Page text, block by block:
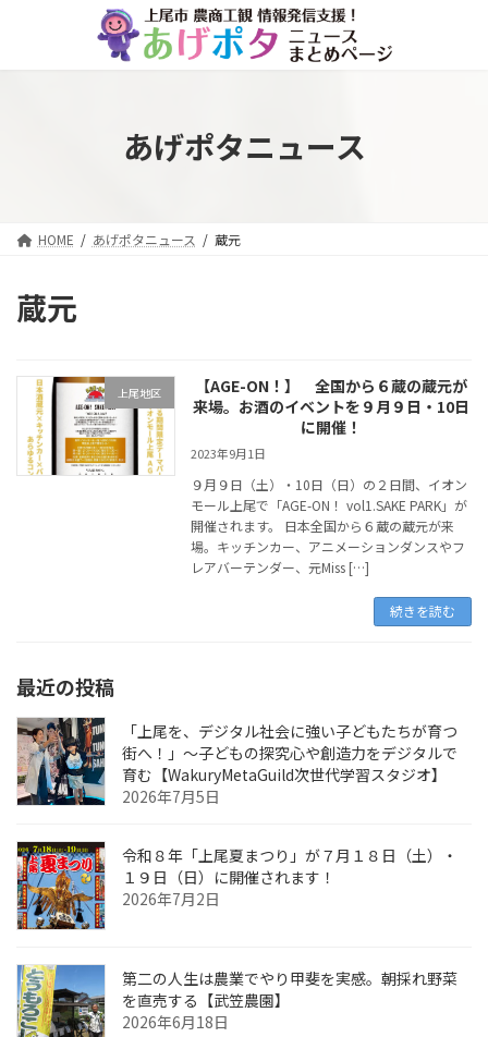
ン
ー
あげポタニュース
HOME あげポタニュース 蔵元
蔵元
上尾地区
【AGE-ON！】 全国から６蔵の蔵元が
来場。お酒のイベントを９月９日・10日
に開催！
2023年9月1日
９月９日（土）・10日（日）の２日間、イオン
モール上尾で「AGE-ON！ vol1.SAKE PARK」が
開催されます。 日本全国から６蔵の蔵元が来
場。キッチンカー、アニメーションダンスやフ
レアバーテンダー、元Miss […]
続きを読む
最近の投稿
「上尾を、デジタル社会に強い子どもたちが育つ
街へ！」〜子どもの探究心や創造力をデジタルで
育む【WakuryMetaGuild次世代学習スタジオ】
2026年7月5日
令和８年「上尾夏まつり」が７月１８日（土）・
１９日（日）に開催されます！
2026年7月2日
第二の人生は農業でやり甲斐を実感。朝採れ野菜
を直売する【武笠農園】
2026年6月18日